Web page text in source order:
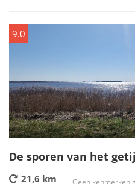
9.0
De sporen van het getij
21,6 km Geen kenmerken